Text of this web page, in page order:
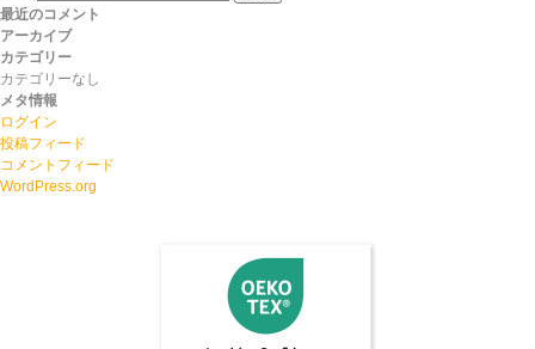
最近のコメント
アーカイブ
カテゴリー
カテゴリーなし
メタ情報
ログイン
投稿フィード
コメントフィード
WordPress.org